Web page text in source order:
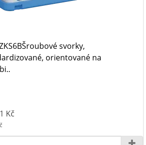
svorky,
orientované na
Kč